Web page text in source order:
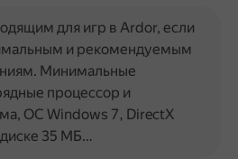
для игр в Ardor, если
и рекомендуемым
Минимальные
процессор и
ОС Windows 7, DirectX
35 МБ…